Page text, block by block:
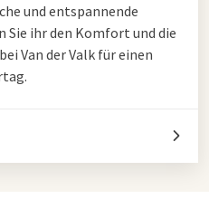
und entspannende
Sie ihr den Komfort und die
Van der Valk für einen